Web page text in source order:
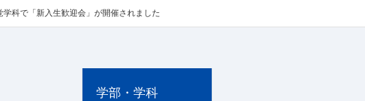
学科で「新入生歓迎会」が開催されました
学部・学科